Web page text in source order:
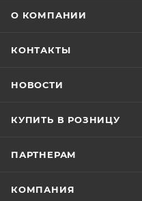
О КОМПАНИИ
КОНТАКТЫ
НОВОСТИ
КУПИТЬ В РОЗНИЦУ
ПАРТНЕРАМ
КОМПАНИЯ